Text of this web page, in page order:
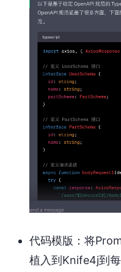
代码模版：将
植入到Knife4j到